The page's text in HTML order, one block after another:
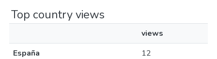
Top country views
views
España
12